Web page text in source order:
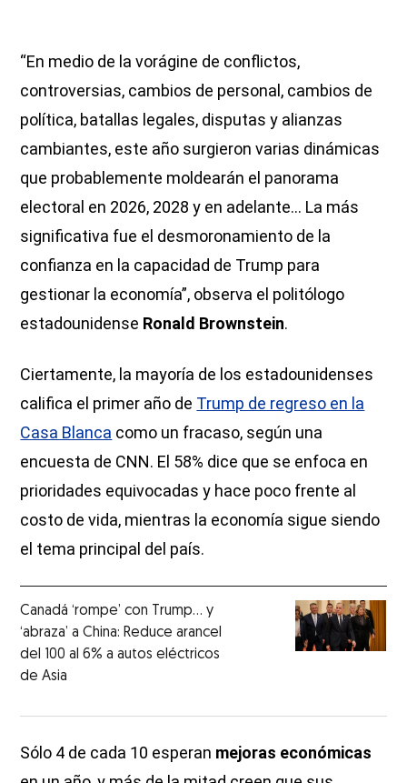
“En medio de la vorágine de conflictos,
controversias, cambios de personal, cambios de
política, batallas legales, disputas y alianzas
cambiantes, este año surgieron varias dinámicas
que probablemente moldearán el panorama
electoral en 2026, 2028 y en adelante… La más
significativa fue el desmoronamiento de la
confianza en la capacidad de Trump para
gestionar la economía”, observa el politólogo
estadounidense Ronald Brownstein.
Ciertamente, la mayoría de los estadounidenses
califica el primer año de Trump de regreso en la
Casa Blanca como un fracaso, según una
encuesta de CNN. El 58% dice que se enfoca en
prioridades equivocadas y hace poco frente al
costo de vida, mientras la economía sigue siendo
el tema principal del país.
Canadá ‘rompe’ con Trump... y
‘abraza’ a China: Reduce arancel
del 100 al 6% a autos eléctricos
de Asia
Sólo 4 de cada 10 esperan mejoras económicas